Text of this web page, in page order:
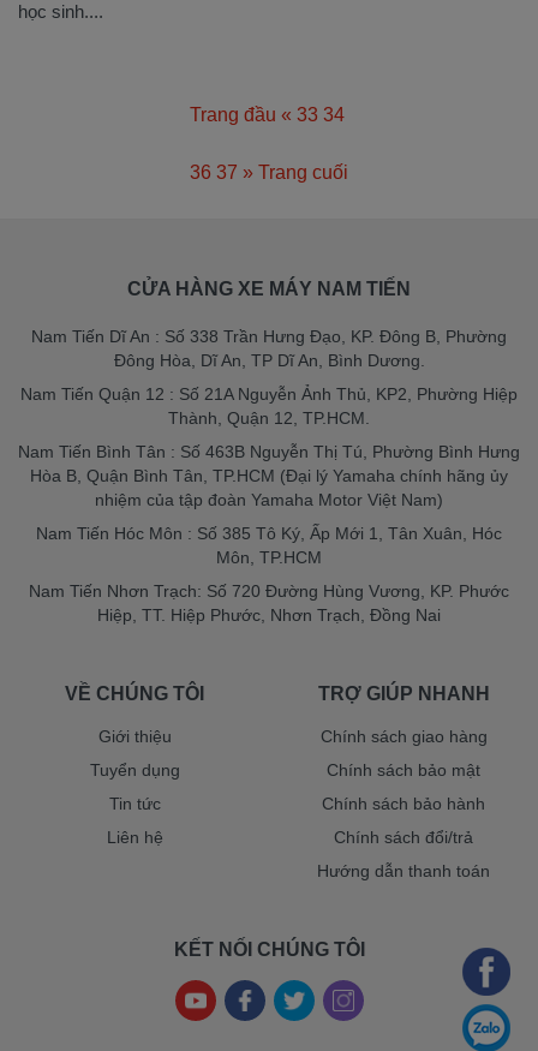
học sinh....
Trang đầu « 33 34
36 37 » Trang cuối
CỬA HÀNG XE MÁY NAM TIẾN
Nam Tiến Dĩ An : Số 338 Trần Hưng Đạo, KP. Đông B, Phường
Đông Hòa, Dĩ An, TP Dĩ An, Bình Dương.
Nam Tiến Quận 12 : Số 21A Nguyễn Ảnh Thủ, KP2, Phường Hiệp
Thành, Quận 12, TP.HCM.
Nam Tiến Bình Tân : Số 463B Nguyễn Thị Tú, Phường Bình Hưng
Hòa B, Quận Bình Tân, TP.HCM (Đại lý Yamaha chính hãng ủy
nhiệm của tập đoàn Yamaha Motor Việt Nam)
Nam Tiến Hóc Môn : Số 385 Tô Ký, Ấp Mới 1, Tân Xuân, Hóc
Môn, TP.HCM
Nam Tiến Nhơn Trạch: Số 720 Đường Hùng Vương, KP. Phước
Hiệp, TT. Hiệp Phước, Nhơn Trạch, Đồng Nai
VỀ CHÚNG TÔI
Giới thiệu
Tuyển dụng
Tin tức
Liên hệ
TRỢ GIÚP NHANH
Chính sách giao hàng
Chính sách bảo mật
Chính sách bảo hành
Chính sách đổi/trả
Hướng dẫn thanh toán
KẾT NỐI CHÚNG TÔI